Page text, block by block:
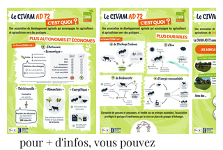
pour + d'infos, vous pouvez